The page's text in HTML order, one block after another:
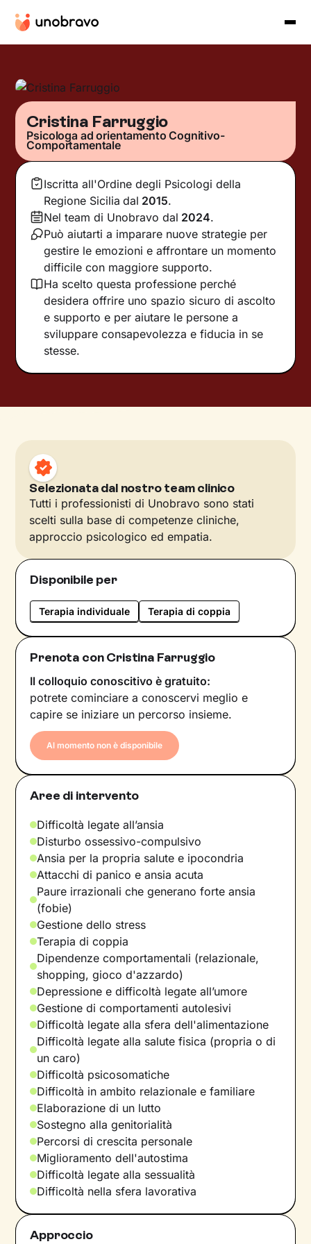
Cristina Farruggio
Psicologa ad orientamento Cognitivo-
Comportamentale
Iscritta all'Ordine degli Psicologi della
Regione Sicilia dal 2015.
Nel team di Unobravo dal 2024.
Può aiutarti a imparare nuove strategie per
gestire le emozioni e affrontare un momento
difficile con maggiore supporto.
Ha scelto questa professione perché
desidera offrire uno spazio sicuro di ascolto
e supporto e per aiutare le persone a
sviluppare consapevolezza e fiducia in se
stesse.
Selezionata dal nostro team clinico
Tutti i professionisti di Unobravo sono stati
scelti sulla base di competenze cliniche,
approccio psicologico ed empatia.
Disponibile per
Terapia individuale Terapia di coppia
Prenota con Cristina Farruggio
Il colloquio conoscitivo è gratuito:
potrete cominciare a conoscervi meglio e
capire se iniziare un percorso insieme.
Al momento non è disponibile
Aree di intervento
Difficoltà legate all’ansia
Disturbo ossessivo-compulsivo
Ansia per la propria salute e ipocondria
Attacchi di panico e ansia acuta
Paure irrazionali che generano forte ansia
(fobie)
Gestione dello stress
Terapia di coppia
Dipendenze comportamentali (relazionale,
shopping, gioco d'azzardo)
Depressione e difficoltà legate all’umore
Gestione di comportamenti autolesivi
Difficoltà legate alla sfera dell'alimentazione
Difficoltà legate alla salute fisica (propria o di
un caro)
Difficoltà psicosomatiche
Difficoltà in ambito relazionale e familiare
Elaborazione di un lutto
Sostegno alla genitorialità
Percorsi di crescita personale
Miglioramento dell'autostima
Difficoltà legate alla sessualità
Difficoltà nella sfera lavorativa
Approccio